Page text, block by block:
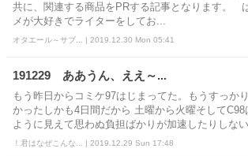
共に、関連する商品をPRする記事となります。
メが大好きでライターをしてお...
オタエール～サブ... | 2019.12.30 Mon 05:41
191229 ああうん、ええ～...
もう昨日からコミケ97はじまってた。もうすっか
かったしかも4日間だから 土曜から火曜そして
ように見えて思わぬ負担ばかりが加速したりしない
！君はなぜこんな... | 2019.12.29 Sun 17:48